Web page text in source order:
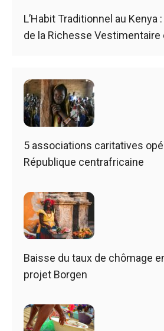
L’Habit Traditionnel au Kenya
de la Richesse Vestimentaire
5 associations caritatives
République centrafricaine
Baisse du taux de chômage
projet Borgen